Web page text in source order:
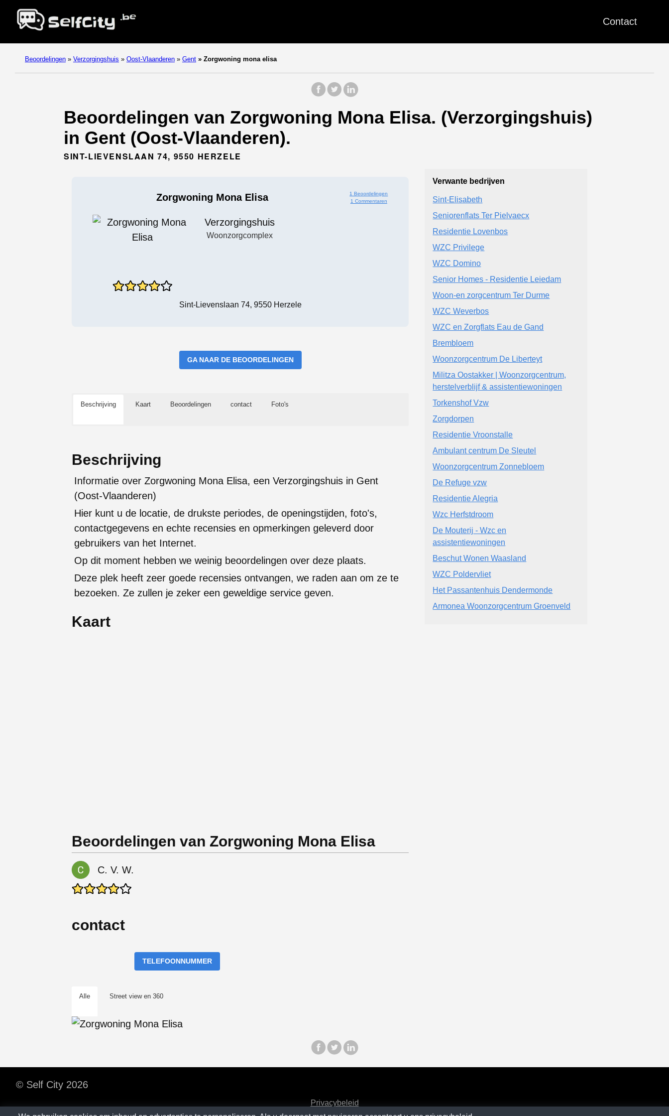
Contact
Beoordelingen » Verzorgingshuis » Oost-Vlaanderen » Gent » Zorgwoning mona elisa
Beoordelingen van Zorgwoning Mona Elisa. (Verzorgingshuis)
in Gent (Oost-Vlaanderen).
SINT-LIEVENSLAAN 74, 9550 HERZELE
Zorgwoning Mona Elisa
1 Beoordelingen
1 Commentaren
Verzorgingshuis
Woonzorgcomplex
Sint-Lievenslaan 74, 9550 Herzele
GA NAAR DE BEOORDELINGEN
Beschrijving Kaart Beoordelingen contact Foto's
Beschrijving
Informatie over Zorgwoning Mona Elisa, een Verzorgingshuis in Gent
(Oost-Vlaanderen)
Hier kunt u de locatie, de drukste periodes, de openingstijden, foto's,
contactgegevens en echte recensies en opmerkingen geleverd door
gebruikers van het Internet.
Op dit moment hebben we weinig beoordelingen over deze plaats.
Deze plek heeft zeer goede recensies ontvangen, we raden aan om ze te
bezoeken. Ze zullen je zeker een geweldige service geven.
Kaart
Beoordelingen van Zorgwoning Mona Elisa
C. V. W.
contact
TELEFOONNUMMER
Alle Street view en 360
Verwante bedrijven
Sint-Elisabeth
Seniorenflats Ter Pielvaecx
Residentie Lovenbos
WZC Privilege
WZC Domino
Senior Homes - Residentie Leiedam
Woon-en zorgcentrum Ter Durme
WZC Weverbos
WZC en Zorgflats Eau de Gand
Brembloem
Woonzorgcentrum De Liberteyt
Militza Oostakker | Woonzorgcentrum,
herstelverblijf & assistentiewoningen
Torkenshof Vzw
Zorgdorpen
Residentie Vroonstalle
Ambulant centrum De Sleutel
Woonzorgcentrum Zonnebloem
De Refuge vzw
Residentie Alegria
Wzc Herfstdroom
De Mouterij - Wzc en
assistentiewoningen
Beschut Wonen Waasland
WZC Poldervliet
Het Passantenhuis Dendermonde
Armonea Woonzorgcentrum Groenveld
© Self City 2026
Privacybeleid